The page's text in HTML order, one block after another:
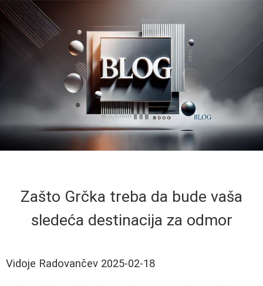
Zašto Grčka treba da bude vaša
sledeća destinacija za odmor
Vidoje Radovančev 2025-02-18